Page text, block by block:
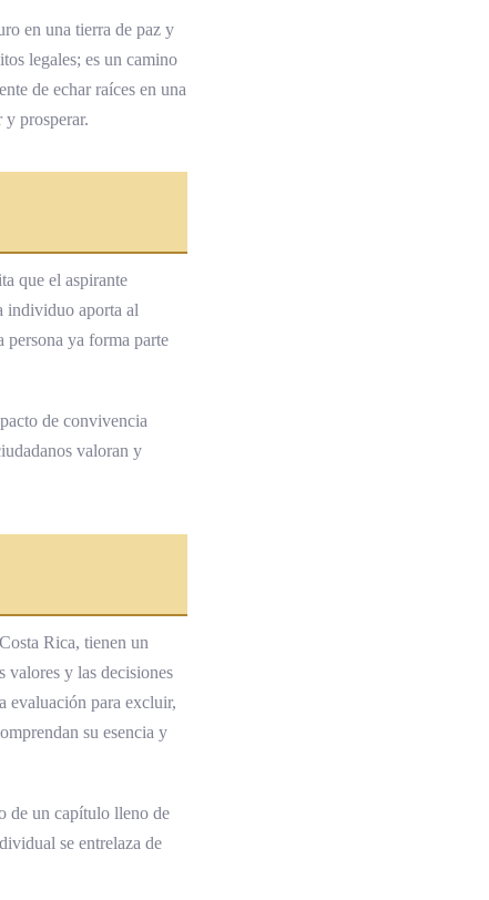
en una tierra de paz y
legales; es un camino
de echar raíces en una
y prosperar.
que el aspirante
individuo aporta al
persona ya forma parte
de convivencia
valoran y
Rica, tienen un
valores y las decisiones
evaluación para excluir,
su esencia y
de un capítulo lleno de
se entrelaza de